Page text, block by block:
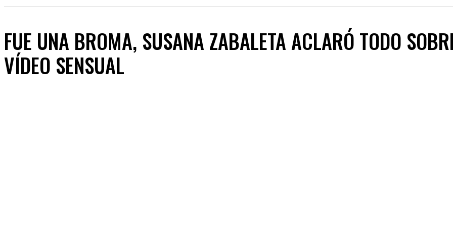
FUE UNA BROMA, SUSANA ZABALETA ACLARÓ TODO
VÍDEO SENSUAL